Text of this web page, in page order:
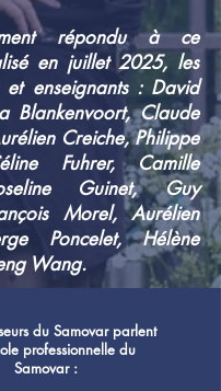
répondu à ce
en juillet 2025, les
et enseignants : David
Blankenvoort, Claude
Creiche, Philippe
Fuhrer, Camille
Guinet, Guy
Morel, Aurélien
Poncelet, Hélène
Wang.
du Samovar parlent
professionnelledu
Samovar :